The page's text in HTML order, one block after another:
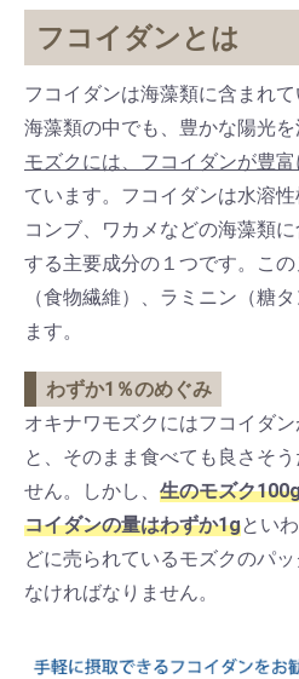
フコイダンとは
フコイダンは海藻類に含まれて
海藻類の中でも、豊かな陽光
モズクには、フコイダンが豊
ています。フコイダンは水溶
コンブ、ワカメなどの海藻類
する主要成分の１つです。こ
（食物繊維）、ラミニン（糖
ます。
わずか1％のめぐみ
オキナワモズクにはフコイダ
と、そのまま食べても良さそ
せん。しかし、 生のモズク
コイダンの量はわずか1gとい
どに売られているモズクのパ
なければなりません。